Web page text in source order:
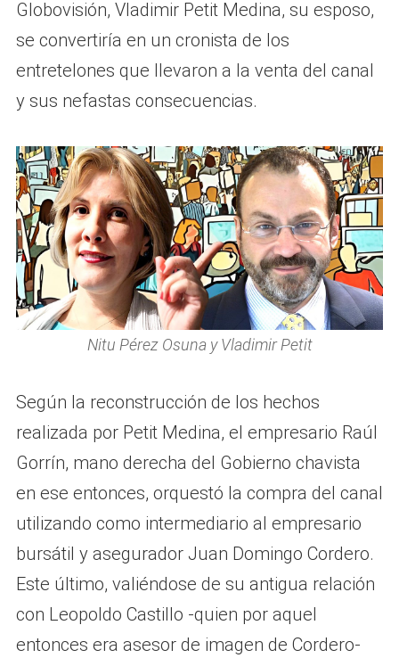
Globovisión, Vladimir Petit Medina, su esposo,
se convertiría en un cronista de los
entretelones que llevaron a la venta del canal
y sus nefastas consecuencias.
Nitu Pérez Osuna y Vladimir Petit
Según la reconstrucción de los hechos
realizada por Petit Medina, el empresario Raúl
Gorrín, mano derecha del Gobierno chavista
en ese entonces, orquestó la compra del canal
utilizando como intermediario al empresario
bursátil y asegurador Juan Domingo Cordero.
Este último, valiéndose de su antigua relación
con Leopoldo Castillo -quien por aquel
entonces era asesor de imagen de Cordero-